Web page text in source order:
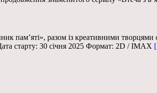
пам’яті», разом із креативними творцями
старту: 30 січня 2025 Формат: 2D / IMAX